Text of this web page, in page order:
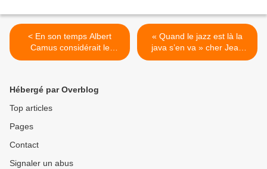
< En son temps Albert
Camus considérait le
journalisme comme «le plus
vigneron ?
« Quand le jazz est là la
java s’en va » cher Jean
Natoli et si les vins à défaut
Hébergé par Overblog
Top articles
Pages
Contact
Signaler un abus